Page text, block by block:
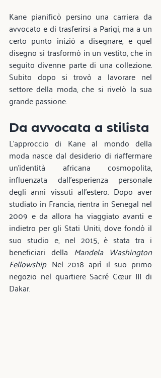
Kane pianificò persino una carriera da
avvocato e di trasferirsi a Parigi, ma a un
certo punto iniziò a disegnare, e quel
disegno si trasformò in un vestito, che in
seguito divenne parte di una collezione.
Subito dopo si trovò a lavorare nel
settore della moda, che si rivelò la sua
grande passione.
Da avvocata a stilista
L'approccio di Kane al mondo della
moda nasce dal desiderio di riaffermare
un'identità africana cosmopolita,
influenzata dall'esperienza personale
degli anni vissuti all'estero. Dopo aver
studiato in Francia, rientra in Senegal nel
2009 e da allora ha viaggiato avanti e
indietro per gli Stati Uniti, dove fondò il
suo studio e, nel 2015, è stata tra i
beneficiari della Mandela Washington
Fellowship. Nel 2018 aprì il suo primo
negozio nel quartiere Sacré Cœur III di
Dakar.